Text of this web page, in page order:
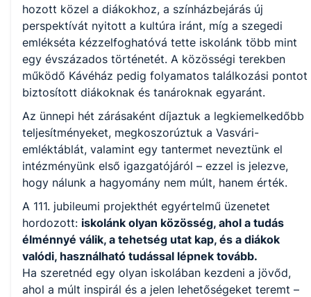
hozott közel a diákokhoz, a színházbejárás új
perspektívát nyitott a kultúra iránt, míg a szegedi
emlékséta kézzelfoghatóvá tette iskolánk több mint
egy évszázados történetét. A közösségi terekben
működő Kávéház pedig folyamatos találkozási pontot
biztosított diákoknak és tanároknak egyaránt.
Az ünnepi hét zárásaként díjaztuk a legkiemelkedőbb
teljesítményeket, megkoszorúztuk a Vasvári-
emléktáblát, valamint egy tantermet neveztünk el
intézményünk első igazgatójáról – ezzel is jelezve,
hogy nálunk a hagyomány nem múlt, hanem érték.
A 111. jubileumi projekt­hét egyértelmű üzenetet
hordozott: iskolánk olyan közösség, ahol a tudás
élménnyé válik, a tehetség utat kap, és a diákok
valódi, használható tudással lépnek tovább.
Ha szeretnéd egy olyan iskolában kezdeni a jövőd,
ahol a múlt inspirál és a jelen lehetőségeket teremt –